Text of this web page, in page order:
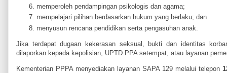
memperoleh pendampingan psikologis dan agama;
mempelajari pilihan berdasarkan hukum yang berlaku; dan
menyusun rencana pendidikan serta pengasuhan anak.
Jika terdapat dugaan kekerasan seksual, bukti dan identitas
dilaporkan kepada kepolisian, UPTD PPA setempat, atau layanan
Kementerian PPPA menyediakan layanan SAPA 129 melalui telepon